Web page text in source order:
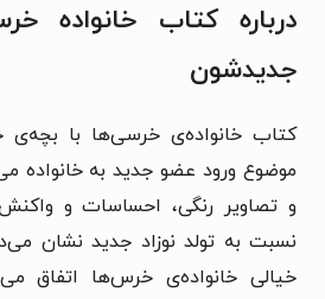
درباره کتاب خانواده
جدیدشون
کتاب خانواده‌ی خرسی‌ها با بچه‌ی
موضوع ورود عضو جدید به خانواده
و تصاویر رنگی، احساسات و
نسبت به تولد نوزاد جدید نشان
خیالی خانواده‌‌ی خرس‌ها اتفاق